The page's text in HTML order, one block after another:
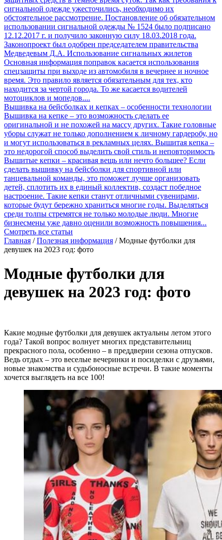
сигнальной одежде ужесточились, необходимо их
обстоятельное рассмотрение. Постановление об обязательном
использовании сигнальной одежды № 1524 было подписано
12.12.2017 г. и получило законную силу 18.03.2018 года.
Законопроект был одобрен председателем правительства
Медведевым Д.А. Использование сигнальных жилетов
Основная информация поправок касается использования
спецзащиты при выходе из автомобиля в вечернее и ночное
время. Это правило является обязательным для тех, кто
находится за чертой города. То же касается водителей
мотоциклов и мопедов....
Вышивка на бейсболках и кепках – особенности технологии
Вышивка на кепке – это возможность сделать ее
оригинальной и не похожей на массу других. Такие головные
уборы служат не только дополнением к личному гардеробу, но
и могут использоваться в рекламных целях. Вышитая кепка –
это недорогой способ выделить свой стиль и неповторимость
Вышитые кепки – красивая вещь или нечто большее? Если
сделать вышивку на бейсболки для спортивной или
танцевальной команды, это поможет лучше организовать
детей, сплотить их в единый коллектив, создаст победное
настроение. Такие кепки станут отличными сувенирами,
которые будут бережно храниться многие годы. Выделяться
среди толпы стремятся не только молодые люди. Многие
бизнесмены уже давно оценили возможность повышения...
Смотреть все статьи
Главная /Полезная информация /Модные футболки для
девушек на 2023 год: фото
Модные футболки для
девушек на 2023 год: фото
Какие модные футболки для девушек актуальны летом этого
года? Такой вопрос волнует многих представительниц
прекрасного пола, особенно – в преддверии сезона отпусков.
Ведь отдых – это веселые вечеринки и посиделки с друзьями,
новые знакомства и судьбоносные встречи. В такие моменты
хочется выглядеть на все 100!